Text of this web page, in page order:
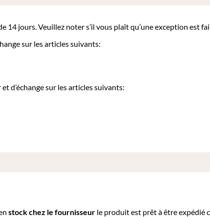
jours. Veuillez noter s’il vous plaît qu’une exception est
sur les articles suivants:
d’échange sur les articles suivants:
n stock chez le fournisseur le produit est prêt à être expédié